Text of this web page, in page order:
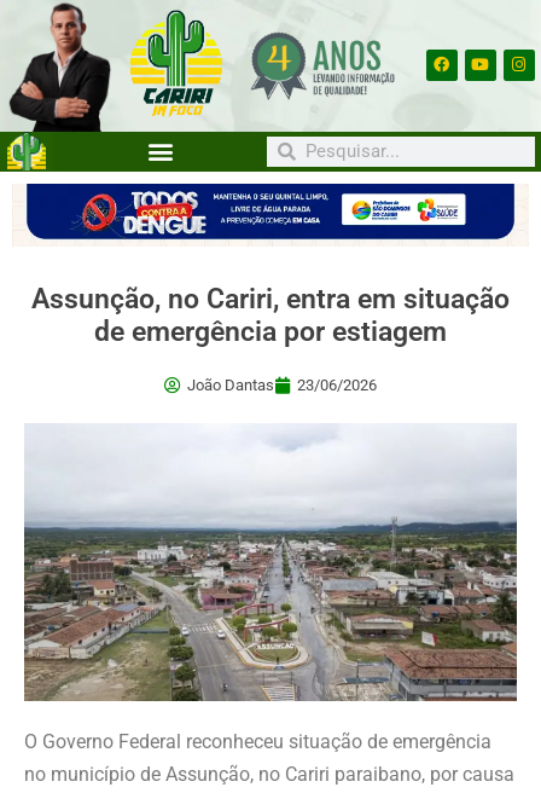
Assunção, no Cariri, entra em situação
de emergência por estiagem
João Dantas 23/06/2026
O Governo Federal reconheceu situação de emergência
no município de Assunção, no Cariri paraibano, por causa